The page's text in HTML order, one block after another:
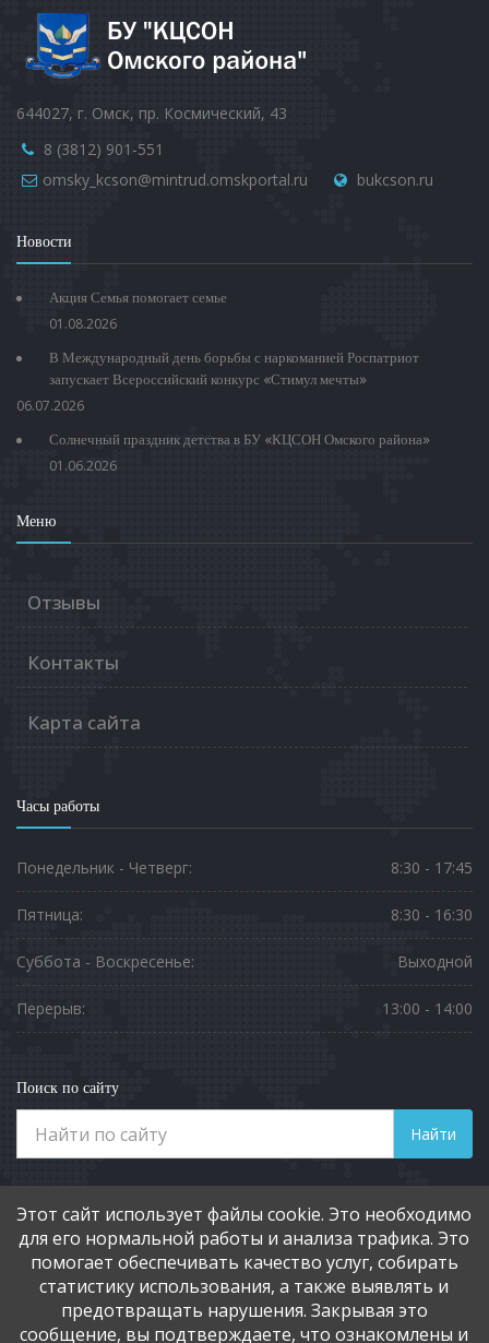
644027, г. Омск, пр. Космический, 43
8 (3812) 901-551
omsky_kcson@mintrud.omskportal.ru
bukcson.ru
Новости
Акция Семья помогает семье
01.08.2026
В Международный день борьбы с наркоманией Роспатриот
запускает Всероссийский конкурс «Стимул мечты»
06.07.2026
Солнечный праздник детства в БУ «КЦСОН Омского района»
01.06.2026
Меню
Отзывы
Контакты
Карта сайта
Часы работы
Понедельник - Четверг: 8:30 - 17:45
Пятница: 8:30 - 16:30
Суббота - Воскресенье: Выходной
Перерыв: 13:00 - 14:00
Поиск по сайту
Найти
Телефоны
8 (3812) 901-551
Социальные сети
Этот сайт использует файлы cookie. Это необходимо
для его нормальной работы и анализа трафика. Это
помогает обеспечивать качество услуг, собирать
статистику использования, а также выявлять и
предотвращать нарушения. Закрывая это
сообщение, вы подтверждаете, что ознакомлены и